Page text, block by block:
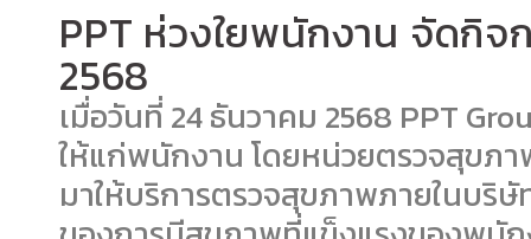
PPT ห่วงใยพนักงาน จัดกิ
2568
เมื่อวันที่ 24 ธันวาคม 2568 PPT
ให้แก่พนักงาน โดยหน่วยตรวจสุขภ
มาให้บริการตรวจสุขภาพภายในบ